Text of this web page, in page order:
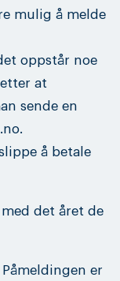
mulig å melde
oppstår noe
at
sende en
å betale
det året de
er